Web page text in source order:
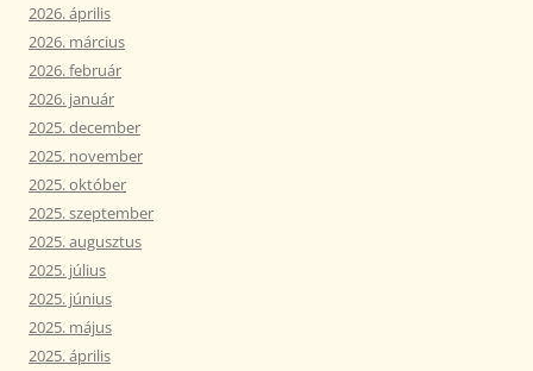
2026. április
2026. március
2026. február
2026. január
2025. december
2025. november
2025. október
2025. szeptember
2025. augusztus
2025. július
2025. június
2025. május
2025. április